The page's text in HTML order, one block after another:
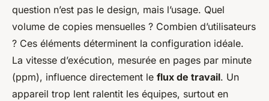
question n’est pas le design, mais l’usage. Quel
volume de copies mensuelles ? Combien d’utilisateurs
? Ces éléments déterminent la configuration idéale.
La vitesse d’exécution, mesurée en pages par minute
(ppm), influence directement le flux de travail. Un
appareil trop lent ralentit les équipes, surtout en